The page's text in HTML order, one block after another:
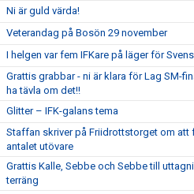
Ni är guld värda!
Veterandag på Bosön 29 november
I helgen var fem IFKare på läger för
Grattis grabbar - ni är klara för Lag SM-
ha tävla om det!!
Glitter – IFK-galans tema
Staffan skriver på Friidrottstorget om att
antalet utövare
Grattis Kalle, Sebbe och Sebbe till
terräng